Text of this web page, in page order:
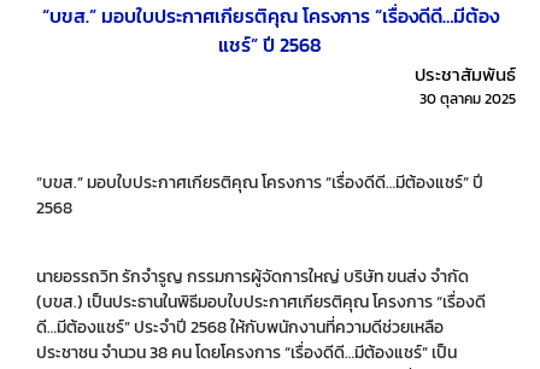
“บขส.” มอบใบประกาศเกียรติคุณ โครงการ “เรื่องดีดี…มีต้อง
แชร์” ปี 2568
ประชาสัมพันธ์
30 ตุลาคม 2025
“บขส.” มอบใบประกาศเกียรติคุณ โครงการ “เรื่องดีดี…มีต้องแชร์” ปี
2568
นายอรรถวิท รักจำรูญ กรรมการผู้จัดการใหญ่ บริษัท ขนส่ง จำกัด
(บขส.) เป็นประธานในพิธีมอบใบประกาศเกียรติคุณ โครงการ “เรื่องดี
ดี…มีต้องแชร์” ประจำปี 2568 ให้กับพนักงานที่ความดีช่วยเหลือ
ประชาชน จำนวน 38 คน โดยโครงการ “เรื่องดีดี…มีต้องแชร์” เป็น